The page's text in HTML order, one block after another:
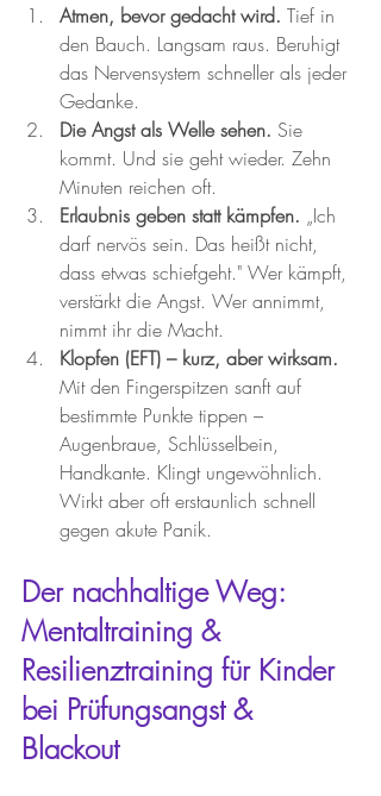
Atmen, bevor gedacht wird. Tief in
den Bauch. Langsam raus. Beruhigt
das Nervensystem schneller als jeder
Gedanke.
Die Angst als Welle sehen. Sie
kommt. Und sie geht wieder. Zehn
Minuten reichen oft.
Erlaubnis geben statt kämpfen. „Ich
darf nervös sein. Das heißt nicht,
dass etwas schiefgeht." Wer kämpft,
verstärkt die Angst. Wer annimmt,
nimmt ihr die Macht.
Klopfen (EFT) – kurz, aber wirksam.
Mit den Fingerspitzen sanft auf
bestimmte Punkte tippen –
Augenbraue, Schlüsselbein,
Handkante. Klingt ungewöhnlich.
Wirkt aber oft erstaunlich schnell
gegen akute Panik.
Der nachhaltige Weg:
Mentaltraining &
Resilienztraining für Kinder
bei Prüfungsangst &
Blackout